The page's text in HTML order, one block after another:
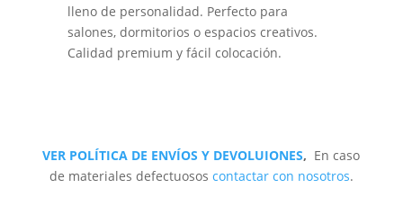
lleno de personalidad. Perfecto para
salones, dormitorios o espacios creativos.
Calidad premium y fácil colocación.
VER POLÍTICA DE ENVÍOS Y DEVOLUIONES, En caso
de materiales defectuosos contactar con nosotros.